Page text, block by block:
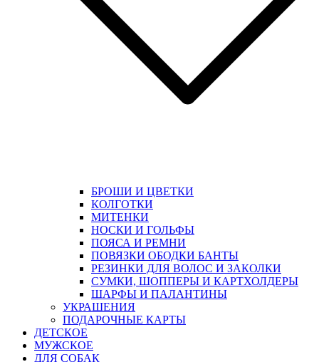
БРОШИ И ЦВЕТКИ
КОЛГОТКИ
МИТЕНКИ
НОСКИ И ГОЛЬФЫ
ПОЯСА И РЕМНИ
ПОВЯЗКИ ОБОДКИ БАНТЫ
РЕЗИНКИ ДЛЯ ВОЛОС И ЗАКОЛКИ
СУМКИ, ШОППЕРЫ И КАРТХОЛДЕРЫ
ШАРФЫ И ПАЛАНТИНЫ
УКРАШЕНИЯ
ПОДАРОЧНЫЕ КАРТЫ
ДЕТСКОЕ
МУЖСКОЕ
ДЛЯ СОБАК